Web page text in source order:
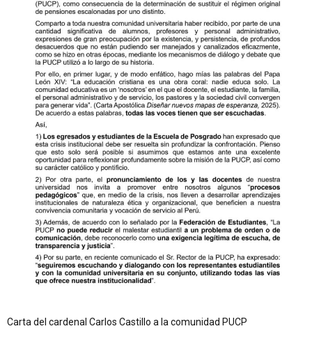
Carta del cardenal Carlos Castillo a la comunidad PUCP